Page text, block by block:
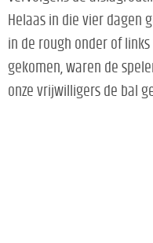
Helaas in die vier dagen
in de rough onder of
gekomen, waren de
onze vrijwilligers de bal